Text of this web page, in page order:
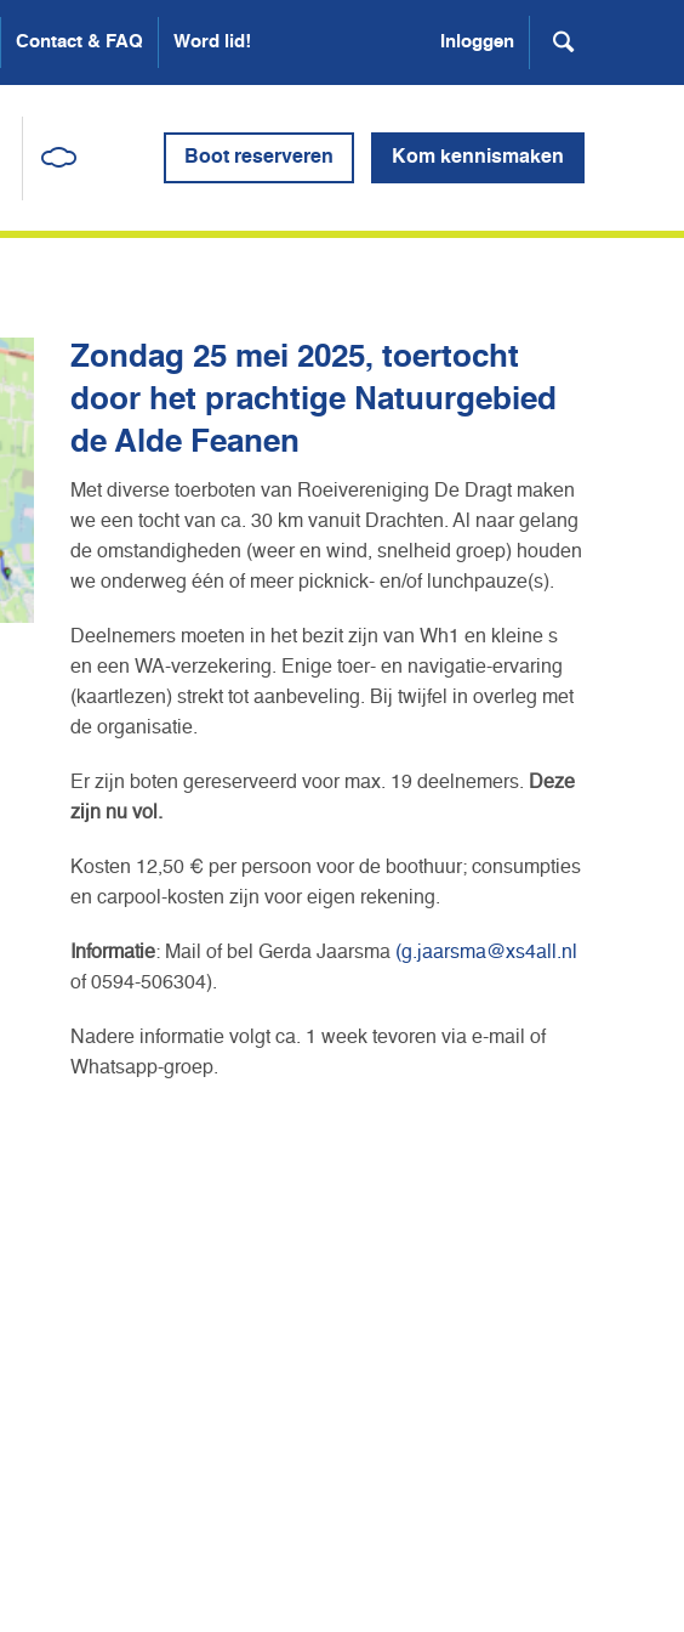
Contact & FAQ Word lid! Inloggen
Boot reserveren Kom kennismaken
Zondag 25 mei 2025, toertocht
door het prachtige Natuurgebied
de Alde Feanen
Met diverse toerboten van Roeivereniging De Dragt maken
we een tocht van ca. 30 km vanuit Drachten. Al naar gelang
de omstandigheden (weer en wind, snelheid groep) houden
we onderweg één of meer picknick- en/of lunchpauze(s).
Deelnemers moeten in het bezit zijn van Wh1 en kleine s
en een WA-verzekering. Enige toer- en navigatie-ervaring
(kaartlezen) strekt tot aanbeveling. Bij twijfel in overleg met
de organisatie.
Er zijn boten gereserveerd voor max. 19 deelnemers. Deze
zijn nu vol.
Kosten 12,50 € per persoon voor de boothuur; consumpties
en carpool-kosten zijn voor eigen rekening.
Informatie: Mail of bel Gerda Jaarsma (g.jaarsma@xs4all.nl
of 0594-506304).
Nadere informatie volgt ca. 1 week tevoren via e-mail of
Whatsapp-groep.